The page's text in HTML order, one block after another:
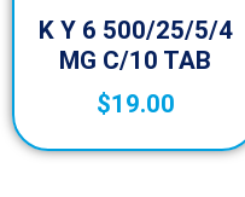
K Y 6 500/25/5/4
MG C/10 TAB
$19.00